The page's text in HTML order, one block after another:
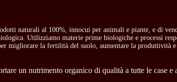
naturali al 100%, innocui per animali e piante, e di
Utilizziamo materie prime biologiche e processi
migliorare la fertilità del suolo, aumentare la produttività
un nutrimento organico di qualità a tutte le case e